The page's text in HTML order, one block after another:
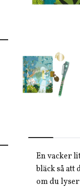
En vacker
bläck så
om du